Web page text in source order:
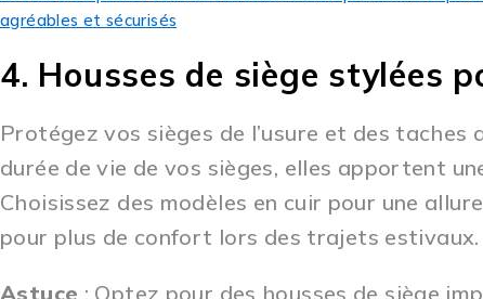
4. Housses de siège stylées
Protégez vos sièges de l’usure et des taches
durée de vie de vos sièges, elles apportent
Choisissez des modèles en cuir pour une
pour plus de confort lors des trajets estivaux.
Astuce : Optez pour des housses de siège